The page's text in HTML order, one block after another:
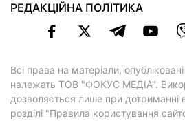
РЕДАКЦІЙНА ПОЛІТИКА
Всі права на матеріали,
належать ТОВ "ФОКУС МЕДІА".
дозволяється лише при дотриманні
розділі "Правила користування